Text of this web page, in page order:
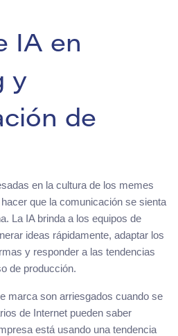
IA en
y
de
en la cultura de los memes
que la comunicación se sienta
La IA brinda a los equipos de
ideas rápidamente, adaptar los
y responder a las tendencias
de producción.
marca son arriesgados cuando se
de Internet pueden saber
está usando una tendencia